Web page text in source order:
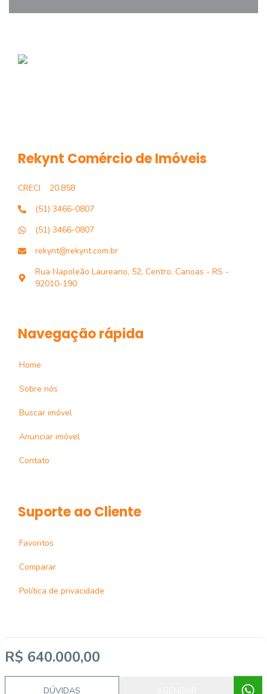
R$ 640.000,00
DÚVIDAS
Rekynt Comércio de Imóveis
CRECI
20.858
(51) 3466-0807
(51) 3466-0807
rekynt@rekynt.com.br
Rua Napoleão Laureano, 52, Centro, Canoas - RS -
92010-190
Navegação rápida
Home
Sobre nós
Buscar imóvel
Anunciar imóvel
Contato
Suporte ao Cliente
Favoritos
Comparar
Política de privacidade
Imobiliária Certificada:
Selo de Tecnologia Loft